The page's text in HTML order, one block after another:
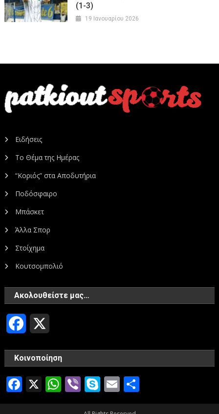
(1-3)
19 Ιανουαρίου 2026
Ειδήσεις
Το Θέμα της Ημέρας
“Κοριός” στα Αποδυτήρια
Ποδόσφαιρο
Μπάσκετ
Άλλα Σπορ
Στοίχημα
Κουτσομπολιό
Ακολουθείστε μας…
Facebook
Κοινοποίηση
Facebook
X WhatsApp
ViberSkype
Email